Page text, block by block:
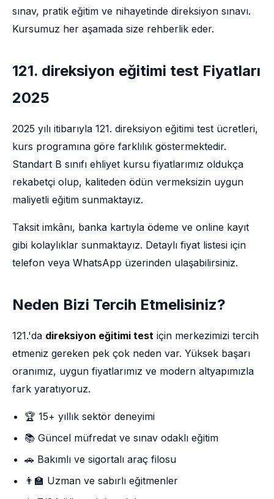
sınav, pratik eğitim ve nihayetinde direksiyon sınavı.
Kursumuz her aşamada size rehberlik eder.
121. direksiyon eğitimi test Fiyatları
2025
2025 yılı itibarıyla 121. direksiyon eğitimi test ücretleri,
kurs programına göre farklılık göstermektedir.
Standart B sınıfı ehliyet kursu fiyatlarımız oldukça
rekabetçi olup, kaliteden ödün vermeksizin uygun
maliyetli eğitim sunmaktayız.
Taksit imkânı, banka kartıyla ödeme ve online kayıt
gibi kolaylıklar sunmaktayız. Detaylı fiyat listesi için
telefon veya WhatsApp üzerinden ulaşabilirsiniz.
Neden Bizi Tercih Etmelisiniz?
121.'da direksiyon eğitimi test için merkezimizi tercih
etmeniz gereken pek çok neden var. Yüksek başarı
oranımız, uygun fiyatlarımız ve modern altyapımızla
fark yaratıyoruz.
🏆 15+ yıllık sektör deneyimi
📚 Güncel müfredat ve sınav odaklı eğitim
🚗 Bakımlı ve sigortalı araç filosu
👨‍🏫 Uzman ve sabırlı eğitmenler